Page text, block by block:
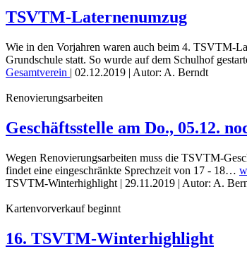
TSVTM-Laternenumzug
Wie in den Vorjahren waren auch beim 4. TSVTM-
Grundschule statt. So wurde auf dem Schulhof
Gesamtverein | 02.12.2019 | Autor: A. Berndt
Renovierungsarbeiten
Geschäftsstelle am Do., 05.12.
Wegen Renovierungsarbeiten muss die TSVTM-
findet eine eingeschränkte Sprechzeit von 17 - 18…
TSVTM-Winterhighlight | 29.11.2019 | Autor: A.
Kartenvorverkauf beginnt
16. TSVTM-Winterhighlight